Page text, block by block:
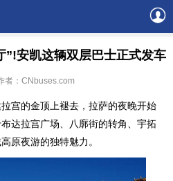
”!安凯这辆双层巴士正式发车
者：CNbuses.com
宫的金顶上褪去，拉萨的夜晚开始
达拉宫广场、八廓街的转角、宇拓
原夜游的独特魅力。